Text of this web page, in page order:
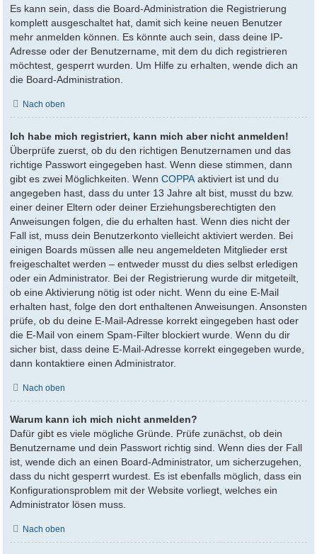
Es kann sein, dass die Board-Administration die Registrierung
komplett ausgeschaltet hat, damit sich keine neuen Benutzer
mehr anmelden können. Es könnte auch sein, dass deine IP-
Adresse oder der Benutzername, mit dem du dich registrieren
möchtest, gesperrt wurden. Um Hilfe zu erhalten, wende dich an
die Board-Administration.
Nach oben
Ich habe mich registriert, kann mich aber nicht anmelden!
Überprüfe zuerst, ob du den richtigen Benutzernamen und das
richtige Passwort eingegeben hast. Wenn diese stimmen, dann
gibt es zwei Möglichkeiten. Wenn COPPA aktiviert ist und du
angegeben hast, dass du unter 13 Jahre alt bist, musst du bzw.
einer deiner Eltern oder deiner Erziehungsberechtigten den
Anweisungen folgen, die du erhalten hast. Wenn dies nicht der
Fall ist, muss dein Benutzerkonto vielleicht aktiviert werden. Bei
einigen Boards müssen alle neu angemeldeten Mitglieder erst
freigeschaltet werden – entweder musst du dies selbst erledigen
oder ein Administrator. Bei der Registrierung wurde dir mitgeteilt,
ob eine Aktivierung nötig ist oder nicht. Wenn du eine E-Mail
erhalten hast, folge den dort enthaltenen Anweisungen. Ansonsten
prüfe, ob du deine E-Mail-Adresse korrekt eingegeben hast oder
die E-Mail von einem Spam-Filter blockiert wurde. Wenn du dir
sicher bist, dass deine E-Mail-Adresse korrekt eingegeben wurde,
dann kontaktiere einen Administrator.
Nach oben
Warum kann ich mich nicht anmelden?
Dafür gibt es viele mögliche Gründe. Prüfe zunächst, ob dein
Benutzername und dein Passwort richtig sind. Wenn dies der Fall
ist, wende dich an einen Board-Administrator, um sicherzugehen,
dass du nicht gesperrt wurdest. Es ist ebenfalls möglich, dass ein
Konfigurationsproblem mit der Website vorliegt, welches ein
Administrator lösen muss.
Nach oben